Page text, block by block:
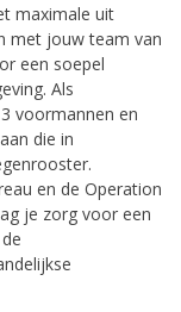
maximale uit
met jouw team van
een soepel
Als
voormannen en
die in
en de Operation
je zorg voor een